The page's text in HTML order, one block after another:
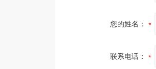
您的姓名：
联系电话：